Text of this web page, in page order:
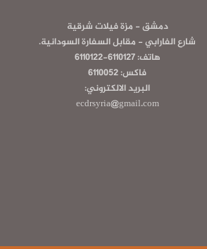
دمشق - مزة فيلات شرقية
شارع الفارابي - مقابل السفارة السودانية.
هاتف: 6110127-6110122
فاكس: 6110052
البريد الالكتروني:
ecdrsyria@gmail.com